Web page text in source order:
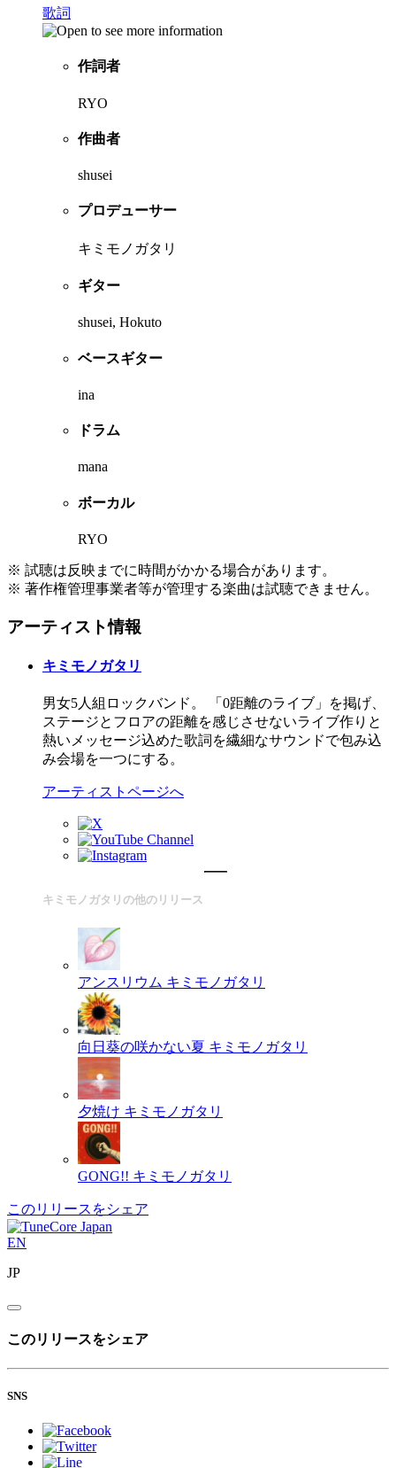
歌詞
作詞者
RYO
作曲者
shusei
プロデューサー
キミモノガタリ
ギター
shusei, Hokuto
ベースギター
ina
ドラム
mana
ボーカル
RYO
※ 試聴は反映までに時間がかかる場合があります。
※ 著作権管理事業者等が管理する楽曲は試聴できません。
アーティスト情報
キミモノガタリ
男女5人組ロックバンド。 「0距離のライブ」を掲げ、
ステージとフロアの距離を感じさせないライブ作りと
熱いメッセージ込めた歌詞を繊細なサウンドで包み込
み会場を一つにする。
アーティストページへ
キミモノガタリの他のリリース
アンスリウム キミモノガタリ
向日葵の咲かない夏 キミモノガタリ
夕焼け キミモノガタリ
GONG!! キミモノガタリ
このリリースをシェア
EN
JP
このリリースをシェア
SNS